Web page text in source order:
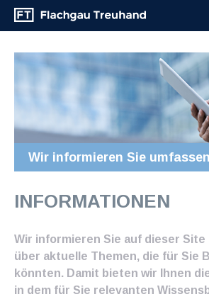
Wir informieren Sie
INFORMATIONEN
Wir informieren Sie auf dieser
über aktuelle Themen, die für Sie
könnten. Damit bieten wir Ihnen
in dem für Sie relevanten